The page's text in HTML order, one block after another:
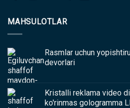
MAHSULOTLAR
Rasmlar uchun
devorlari
Kristalli reklama video
ko'rinmas gologramma